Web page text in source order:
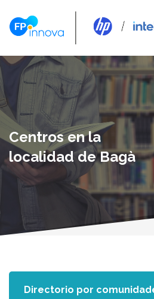
Centros en la
localidad de Bagà